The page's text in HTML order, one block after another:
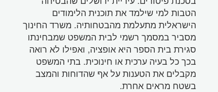
הטבות למי שילמד את תוכנית הלימודים
הישראלית מתעלמת מהבטחותיה. משרד החינוך
מסביר במסמך רשמי לבית המשפט שמבחינתו
סגירת בית הספר היא אופציה, ואפילו לא רואה
בכך כל בעיה ערכית או חינוכית. בתי המשפט
מקבלים את הטענות על אף שהדוחות והמצב
בשטח מראים אחרת.